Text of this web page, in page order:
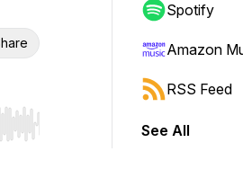
Hold shift to jump forward or
Spotify
Amazon
RSS Feed
See All